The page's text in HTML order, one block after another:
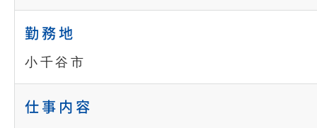
勤務地
小千谷市
仕事内容